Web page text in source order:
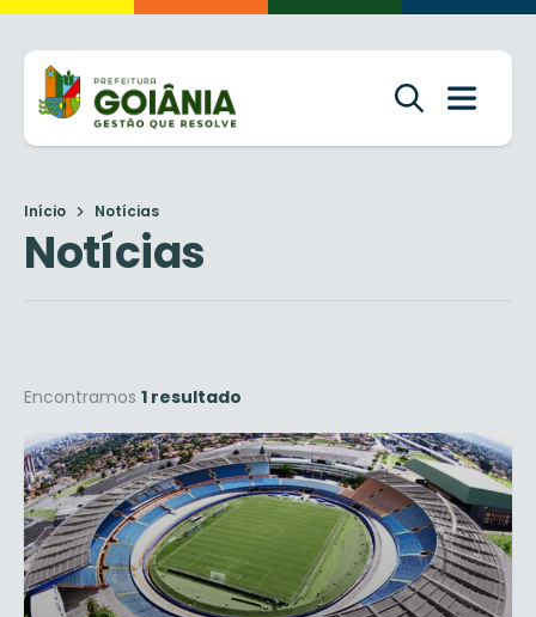
Início Notícias
Notícias
Encontramos 1 resultado